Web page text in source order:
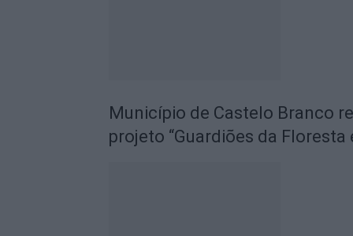
Município de Castelo Branco
projeto “Guardiões da Floresta